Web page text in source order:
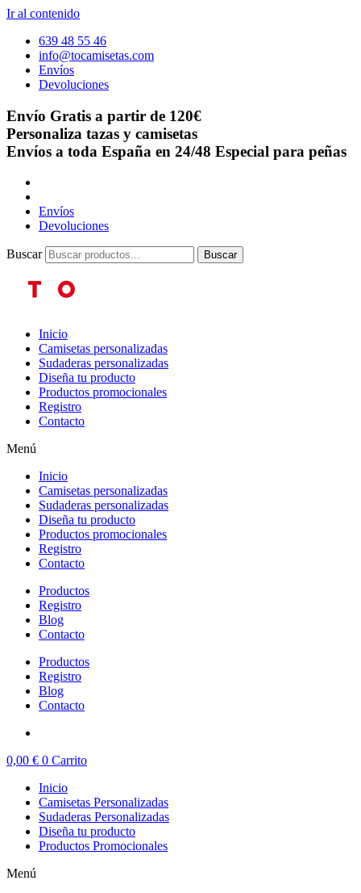
Ir al contenido
639 48 55 46
info@tocamisetas.com
Envíos
Devoluciones
Envío Gratis a partir de 120€
Personaliza tazas y camisetas
Envíos a toda España en 24/48 Especial para peñas
Envíos
Devoluciones
Buscar Buscar
Inicio
Camisetas personalizadas
Sudaderas personalizadas
Diseña tu producto
Productos promocionales
Registro
Contacto
Menú
Inicio
Camisetas personalizadas
Sudaderas personalizadas
Diseña tu producto
Productos promocionales
Registro
Contacto
Productos
Registro
Blog
Contacto
Productos
Registro
Blog
Contacto
0,00 € 0 Carrito
Inicio
Camisetas Personalizadas
Sudaderas Personalizadas
Diseña tu producto
Productos Promocionales
Menú